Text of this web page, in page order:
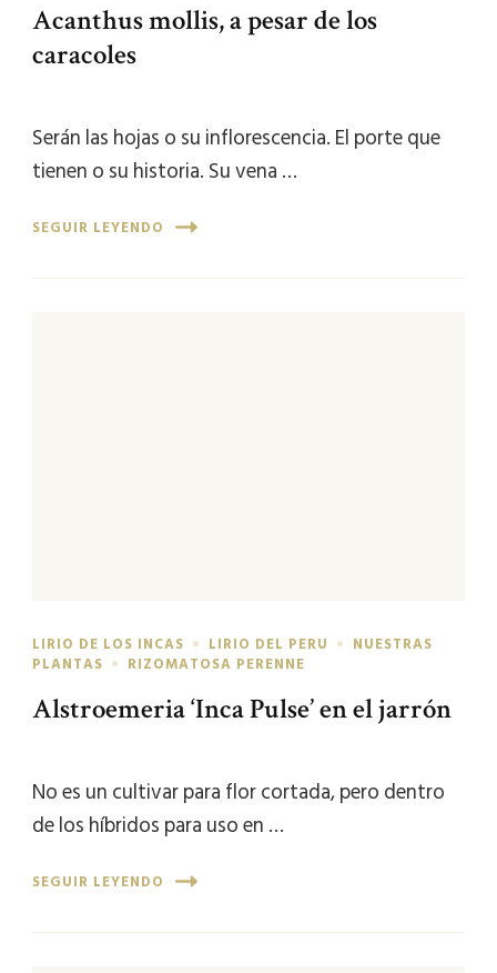
Acanthus mollis, a pesar de los
caracoles
Serán las hojas o su inflorescencia. El porte que
tienen o su historia. Su vena …
SEGUIR LEYENDO
LIRIO DE LOS INCAS LIRIO DEL PERU
NUESTRAS
PLANTAS
RIZOMATOSA PERENNE
Alstroemeria ‘Inca Pulse’ en el jarrón
No es un cultivar para flor cortada, pero dentro
de los híbridos para uso en …
SEGUIR LEYENDO